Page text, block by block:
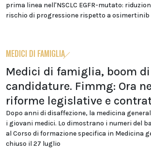
prima linea nell'NSCLC EGFR-mutato:
rischio di progressione rispetto a
MEDICI DI FAMIGLIA
Medici di famiglia, boom di
candidature. Fimmg: Ora
riforme legislative e
Dopo anni di disaffezione, la medicina
i giovani medici. Lo dimostrano i numeri del
al Corso di formazione specifica in Medicina
chiuso il 27 luglio